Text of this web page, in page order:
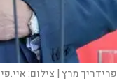
פרידריך מרץ | צילום:איי.פי